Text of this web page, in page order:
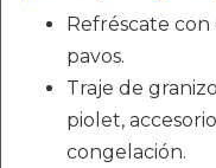
Refréscate
pavos.
Traje de
piolet,
congelación.